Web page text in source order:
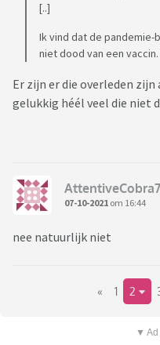
[..]
Ik vind dat de
niet dood van een
Er zijn er die overleden
gelukkig héél veel die niet
07-10-2021 om 16:44
nee natuurlijk niet
« 1 2
▼ Ad